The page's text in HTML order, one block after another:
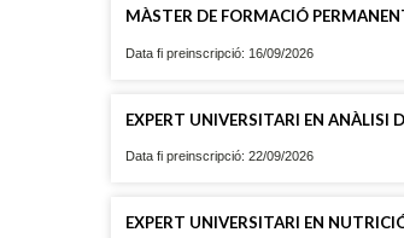
MÀSTER DE FORMACIÓ
Data fi preinscripció: 16/09/2026
EXPERT UNIVERSITARI EN ANÀLISI
Data fi preinscripció: 22/09/2026
EXPERT UNIVERSITARI EN